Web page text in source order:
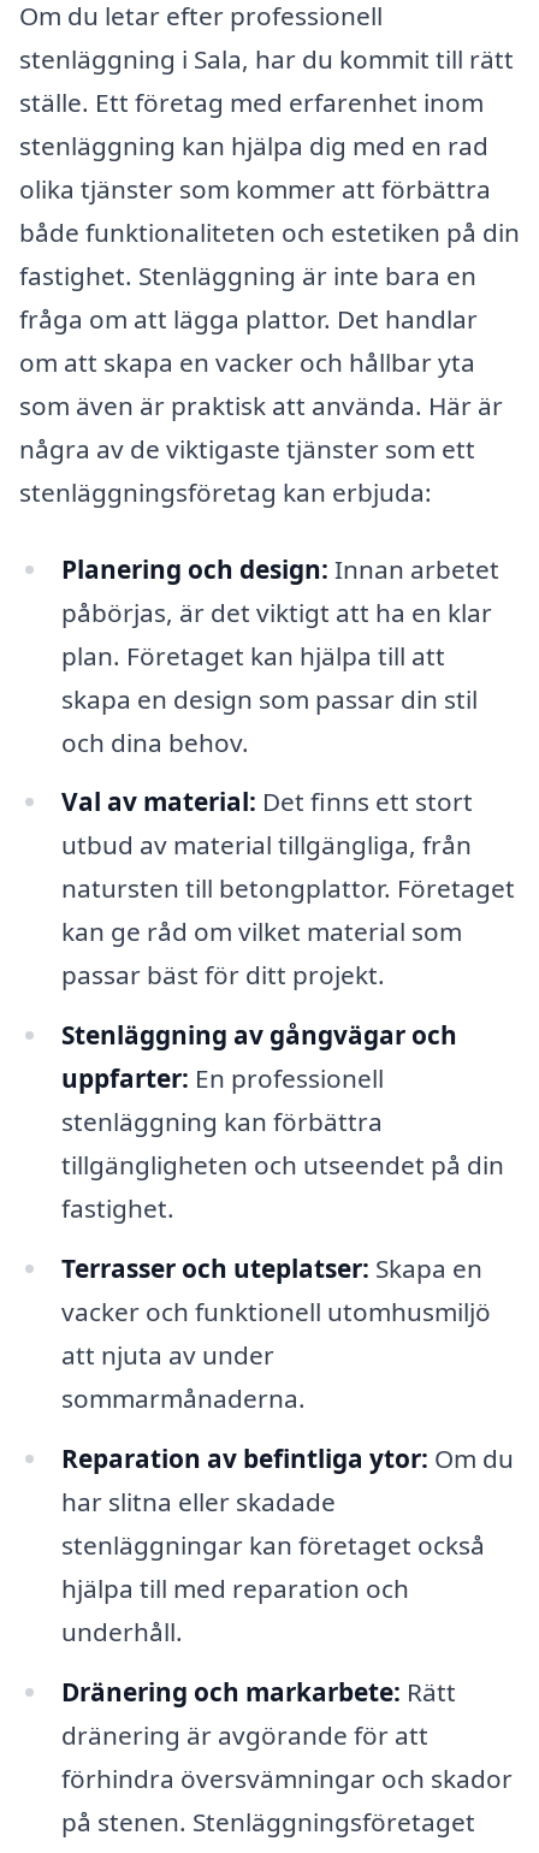
Om du letar efter professionell
stenläggning i Sala, har du kommit till rätt
ställe. Ett företag med erfarenhet inom
stenläggning kan hjälpa dig med en rad
olika tjänster som kommer att förbättra
både funktionaliteten och estetiken på din
fastighet. Stenläggning är inte bara en
fråga om att lägga plattor. Det handlar
om att skapa en vacker och hållbar yta
som även är praktisk att använda. Här är
några av de viktigaste tjänster som ett
stenläggningsföretag kan erbjuda:
Planering och design: Innan arbetet
påbörjas, är det viktigt att ha en klar
plan. Företaget kan hjälpa till att
skapa en design som passar din stil
och dina behov.
Val av material: Det finns ett stort
utbud av material tillgängliga, från
natursten till betongplattor. Företaget
kan ge råd om vilket material som
passar bäst för ditt projekt.
Stenläggning av gångvägar och
uppfarter: En professionell
stenläggning kan förbättra
tillgängligheten och utseendet på din
fastighet.
Terrasser och uteplatser: Skapa en
vacker och funktionell utomhusmiljö
att njuta av under
sommarmånaderna.
Reparation av befintliga ytor: Om du
har slitna eller skadade
stenläggningar kan företaget också
hjälpa till med reparation och
underhåll.
Dränering och markarbete: Rätt
dränering är avgörande för att
förhindra översvämningar och skador
på stenen. Stenläggningsföretaget